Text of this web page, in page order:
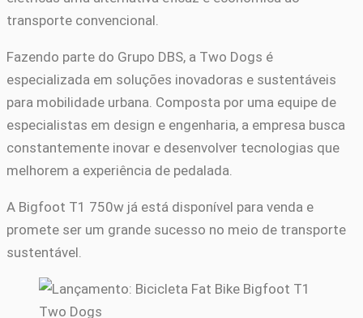
transporte convencional.
Fazendo parte do Grupo DBS, a Two Dogs é
especializada em soluções inovadoras e sustentáveis
para mobilidade urbana. Composta por uma equipe de
especialistas em design e engenharia, a empresa busca
constantemente inovar e desenvolver tecnologias que
melhorem a experiência de pedalada.
A Bigfoot T1 750w já está disponível para venda e
promete ser um grande sucesso no meio de transporte
sustentável.